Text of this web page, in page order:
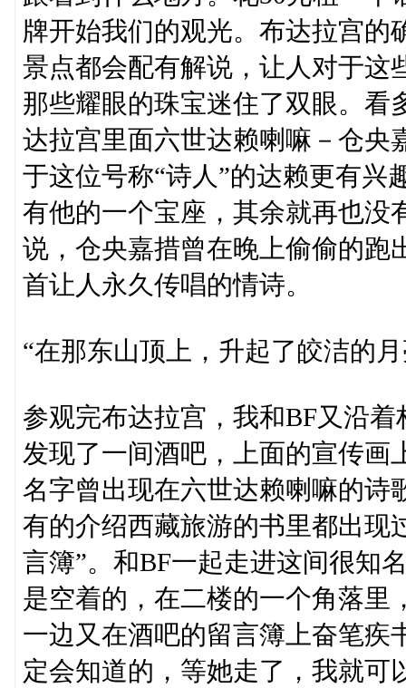
牌开始我们的观光。布达拉宫的
景点都会配有解说，让人对于这
那些耀眼的珠宝迷住了双眼。看
达拉宫里面六世达赖喇嘛－仓央
于这位号称“诗人”的达赖更有兴
有他的一个宝座，其余就再也没
说，仓央嘉措曾在晚上偷偷的跑
首让人永久传唱的情诗。
“在那东山顶上，升起了皎洁的
参观完布达拉宫，我和BF又沿
发现了一间酒吧，上面的宣传画
名字曾出现在六世达赖喇嘛的诗
有的介绍西藏旅游的书里都出现
言簿”。和BF一起走进这间很知
是空着的，在二楼的一个角落
一边又在酒吧的留言簿上奋笔疾
定会知道的，等她走了，我就可